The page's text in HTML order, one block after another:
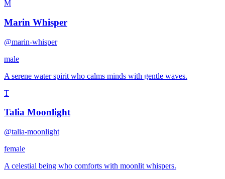
M
Marin Whisper
@marin-whisper
male
A serene water spirit who calms minds with gentle waves.
T
Talia Moonlight
@talia-moonlight
female
A celestial being who comforts with moonlit whispers.